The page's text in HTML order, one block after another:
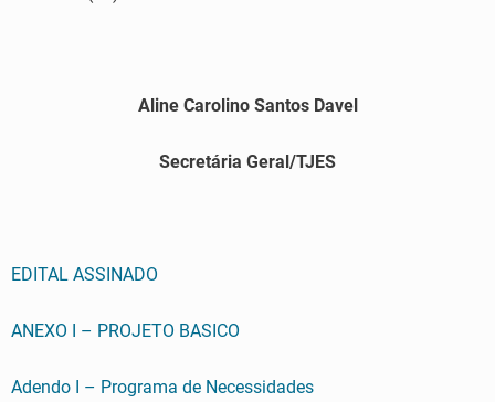
Aline Carolino Santos Davel
Secretária Geral/TJES
EDITAL ASSINADO
ANEXO I – PROJETO BASICO
Adendo I – Programa de Necessidades